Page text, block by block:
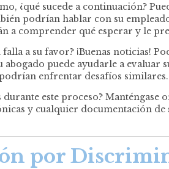
¿qué sucede a continuación?
podrían hablar con su
a comprender qué esperar y le
falla a su favor? ¡Buenas noticias!
abogado puede ayudarle a
enfrentar desafíos similares.
durante este proceso?
y cualquier documentación
por